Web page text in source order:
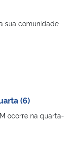
sua comunidade
(6)
ocorre na quarta-